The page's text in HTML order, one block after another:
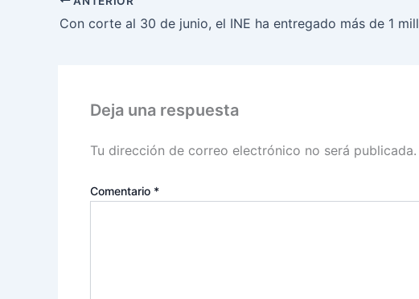
Deja una respuesta
Tu dirección de correo electrónico no será publicada.
Comentario *